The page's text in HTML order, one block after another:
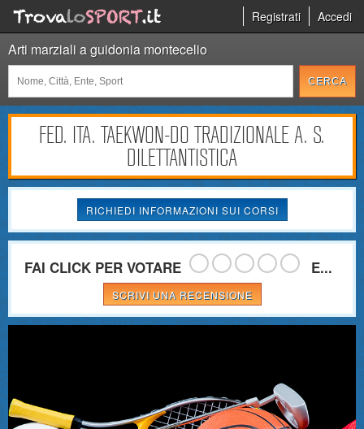
Registrati Accedi
Arti marziali a guidonia montecelio
FED. ITA. TAEKWON-DO TRADIZIONALE A. S.
DILETTANTISTICA
RICHIEDI INFORMAZIONI SUI CORSI
FAI CLICK PER VOTARE E...
SCRIVI UNA RECENSIONE